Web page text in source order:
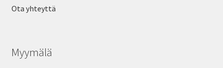
Ota yhteyttä
Myymälä